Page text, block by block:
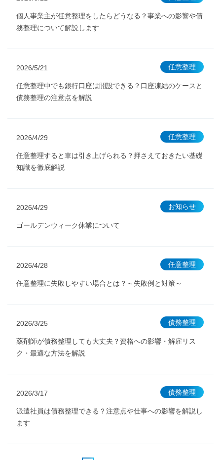
個人事業主が任意整理をしたらどうなる？事業への影響や債
務整理について解説します
2026/5/21
任意整理中でも銀行口座は開設できる？口座凍結のケースと
債務整理の注意点を解説
任意整理
2026/4/29
任意整理すると車は引き上げられる？押さえておきたい基礎
知識を徹底解説
任意整理
2026/4/29
ゴールデンウィーク休業について
お知らせ
2026/4/28
任意整理に失敗しやすい場合とは？～失敗例と対策～
任意整理
2026/3/25
薬剤師が債務整理しても大丈夫？資格への影響・解雇リス
ク・最適な方法を解説
債務整理
2026/3/17
派遣社員は債務整理できる？注意点や仕事への影響を解説し
ます
債務整理